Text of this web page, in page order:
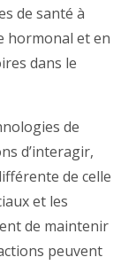
de santé à
hormonal et en
dans le
de
d’interagir,
de celle
et les
de maintenir
peuvent